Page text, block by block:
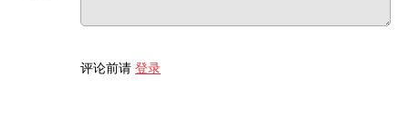
评论前请 登录